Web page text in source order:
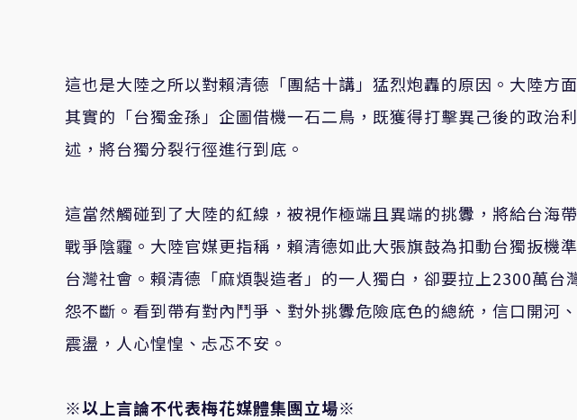
這也是大陸之所以對賴清德「團結十講」猛烈炮轟的原因。大陸方
其實的「台獨金孫」企圖借機一石二鳥，既獲得打擊異己後的政治
述，將台獨分裂行徑進行到底。
這當然觸碰到了大陸的紅線，被視作極端且異端的挑釁，將給台海
戰爭陰霾。大陸官媒更指稱，賴清德如此大張旗鼓為扣動台獨扳機
台灣社會。賴清德「麻煩製造者」的一人獨白，卻要拉上2300萬台
怨不斷。看到帶有對內鬥爭、對外挑釁危險底色的總統，信口開河
震盪，人心惶惶、忐忑不安。
※以上言論不代表梅花媒體集團立場※